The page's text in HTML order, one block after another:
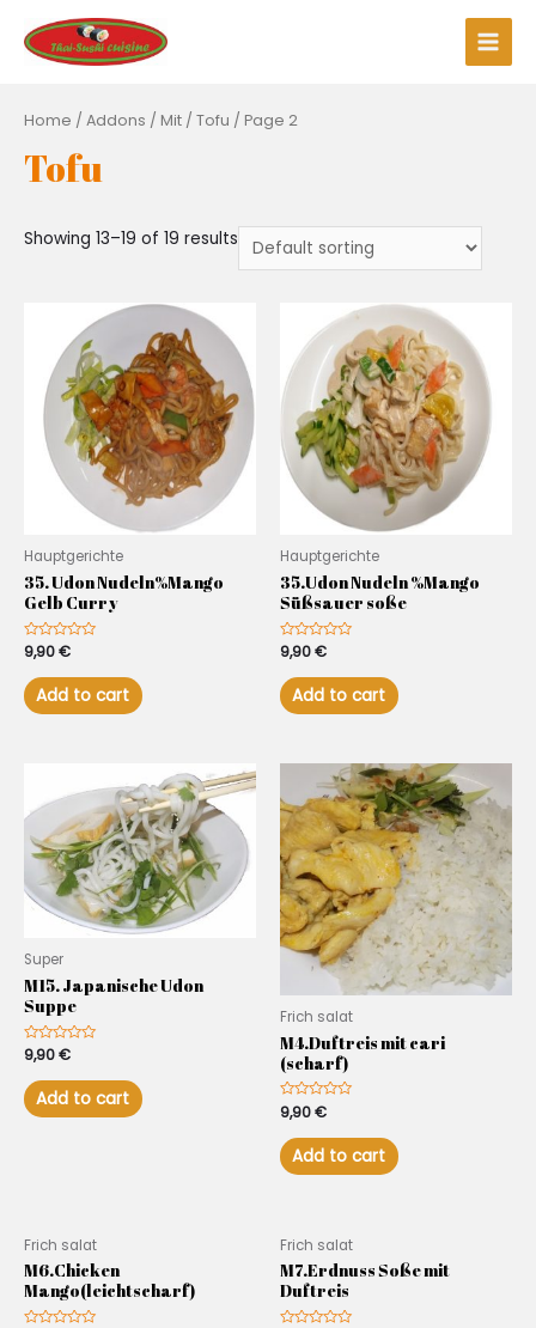
Inhalt
springen
Main
Home / Addons / Mit / Tofu / Page 2
Tofu
Showing 13–19 of 19 results
Hauptgerichte
35. Udon Nudeln%Mango
Gelb Curry
Rated
out
of
5
9,90€
Add to cart
Hauptgerichte
35.Udon Nudeln %Mango
Süßsauer soße
Rated
out
of
5
9,90€
Add to cart
Super
M15. Japanische Udon
Suppe
Rated
out
of
5
9,90€
Add to cart
Frich salat
M4.Duftreis mit cari
(scharf)
Rated
0
out
of
5
9,90€
Add to cart
Frich salat
M6.Chicken
Mango(leichtscharf)
Frich salat
M7.Erdnuss Soße mit
Duftreis